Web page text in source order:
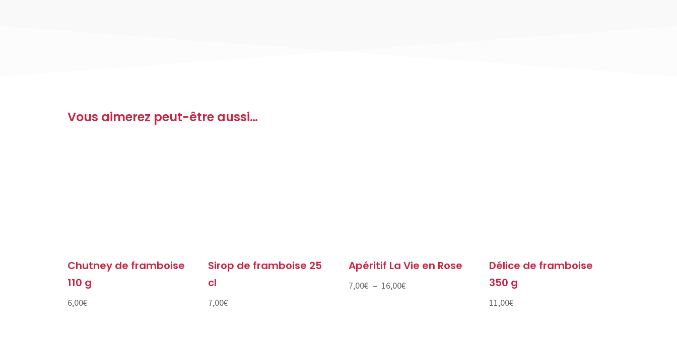
Vous aimerez peut-être aussi…
Chutney de framboise
110 g
6,00€
Sirop de framboise 25
cl
7,00€
Apéritif La Vie en Rose
7,00€ – 16,00€
Délice de framboise
350 g
11,00€